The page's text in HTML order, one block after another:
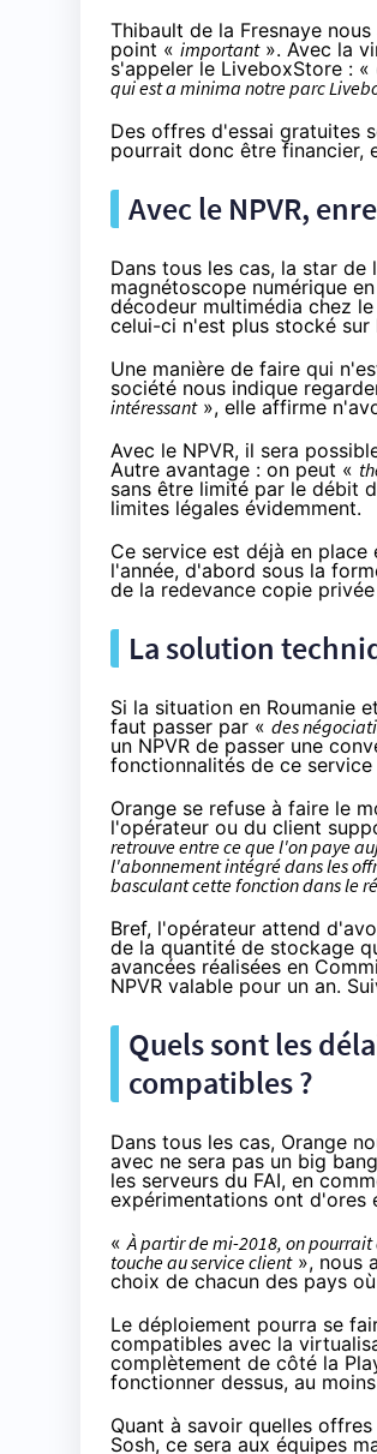
Thibault de la Fresnaye
point « important». Avec la
s'appeler le LiveboxStore : «
qui est a minima notre parc
Des offres d'essai gratuites
pourrait donc être financier,
Avec le NPVR,
Dans tous les cas, la star
magnétoscope numérique
décodeur multimédia chez
celui-ci n'est plus stocké sur
Une manière de faire qui
société nous indique
intéressant», elle affirme
Avec le NPVR, il sera
Autre avantage : on peut «
sans être limité par le débit
limites légales évidemment.
Ce service est déjà en place
l'année, d'abord sous la
de la redevance copie
La solution
Si la situation en Roumanie
faut passer par « des
un NPVR de passer une
fonctionnalités de ce
Orange se refuse à faire le
l'opérateur ou du client
retrouve entre ce que l'on paye
l'abonnement intégré dans les
basculant cette fonction dans le
Bref, l'opérateur attend
de la quantité de stockage
avancées réalisées en
NPVR valable pour un an.
Quels sont les
compatibles ?
Dans tous les cas, Orange
avec ne sera pas un big
les serveurs du FAI, en
expérimentations ont d'ores
«À partir de mi-2018, on
touche au service client», nous
choix de chacun des pays où
Le déploiement pourra se
compatibles avec la
complètement de côté la
fonctionner dessus, au
Quant à savoir quelles
Sosh, ce sera aux équipes